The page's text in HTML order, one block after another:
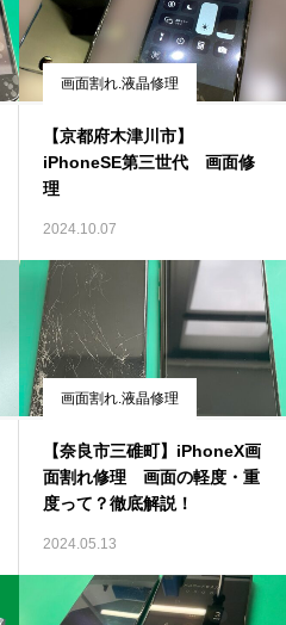
画面割れ.液晶修理
【京都府木津川市】
iPhoneSE第三世代 画面修
理
2024.10.07
画面割れ.液晶修理
【奈良市三碓町】iPhoneX画
面割れ修理 画面の軽度・重
度って？徹底解説！
2024.05.13